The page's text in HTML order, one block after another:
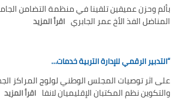
وحزن عميقين تلقينا في منظمة التضامن الجامعي
الفذ الأخ عمر الجابري اقرأ المزيد
الرقمي للإدارة التربية خدمات…
اثر توصيات المجلس الوطني لولوج المراكز الجهوية
نظم المكتبان الإقليميان لانفا اقرأ المزيد